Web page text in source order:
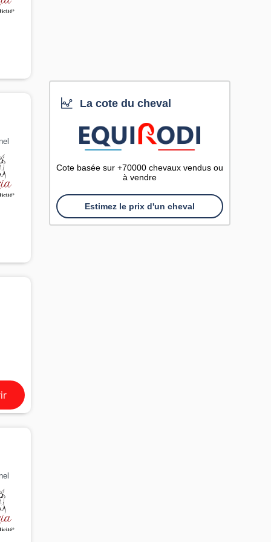
La cote du cheval
Cote basée sur +70000 chevaux vendus ou
à vendre
Estimez le prix d'un cheval